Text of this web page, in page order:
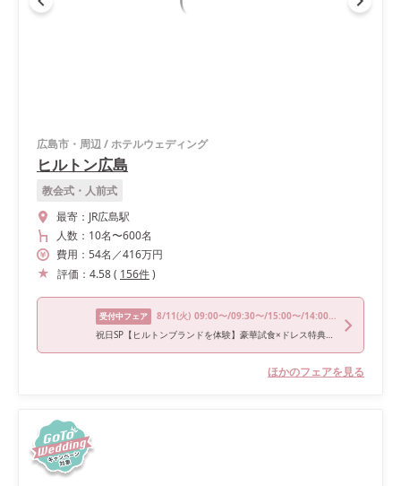
広島市・周辺/ホテルウェディング
ヒルトン広島
教会式・人前式
最寄： JR広島駅
人数： 10名〜600名
費用： 54名 ／416万円
評価： 4.58( 156件)
受付中フェア 8/11(火) 09:00〜/09:30〜/15:00〜/14:00〜
祝日SP【ヒルトンブランドを体験】豪華試食×ドレス特典付き
ほかのフェアを見る